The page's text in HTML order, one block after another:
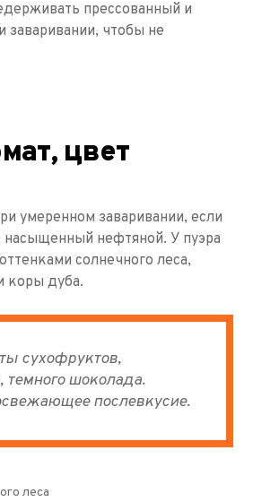
прессованный и
чтобы не
цвет
умеренном заваривании, если
насыщенный нефтяной. У пуэра
солнечного леса,
коры дуба.
сухофруктов,
темного шоколада.
послевкусие.
леса